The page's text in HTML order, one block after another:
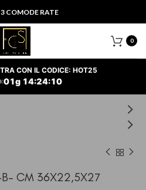
COMODE RATE
0
CON IL CODICE: HOT25
01g 14:24:10
B- CM 36X22,5X27